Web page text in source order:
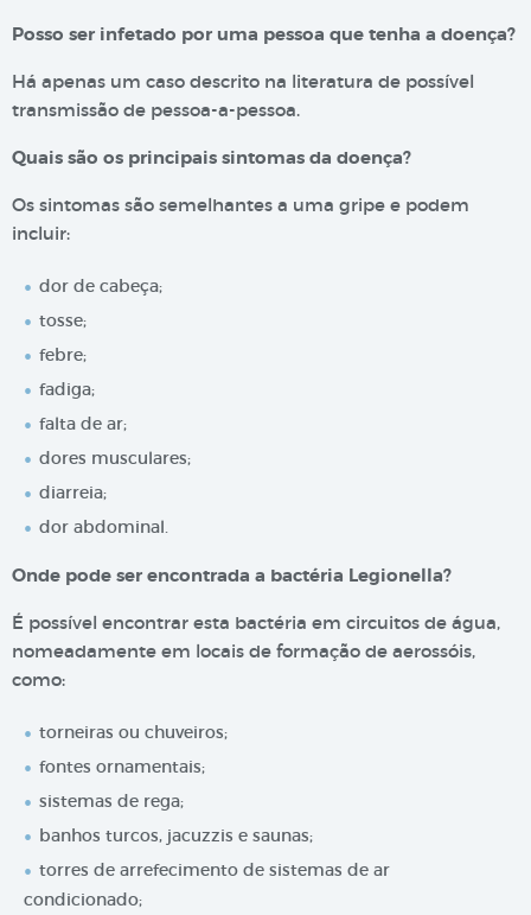
Posso ser infetado por uma pessoa que tenha a doença?
Há apenas um caso descrito na literatura de possível
transmissão de pessoa-a-pessoa.
Quais são os principais sintomas da doença?
Os sintomas são semelhantes a uma gripe e podem
incluir:
dor de cabeça;
tosse;
febre;
fadiga;
falta de ar;
dores musculares;
diarreia;
dor abdominal.
Onde pode ser encontrada a bactéria Legionella?
É possível encontrar esta bactéria em circuitos de água,
nomeadamente em locais de formação de aerossóis,
como:
torneiras ou chuveiros;
fontes ornamentais;
sistemas de rega;
banhos turcos, jacuzzis e saunas;
torres de arrefecimento de sistemas de ar
condicionado;